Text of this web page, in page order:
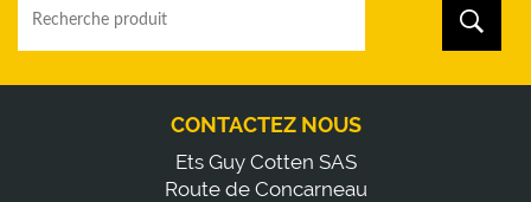
CONTACTEZ NOUS
Ets Guy Cotten SAS
Route de Concarneau